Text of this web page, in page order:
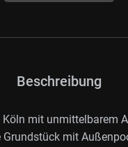
Beschreibung
mit unmittelbarem
mit